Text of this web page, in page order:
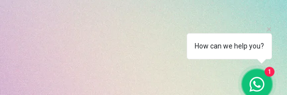
How can we help you?
1